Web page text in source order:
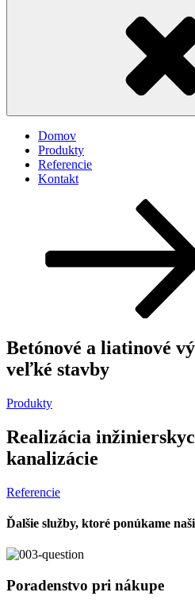
Domov
Produkty
Referencie
Kontakt
Betónové a liatinové
veľké stavby
Produkty
Realizácia
kanalizácie
Referencie
Ďalšie služby, ktoré ponúkame
Poradenstvo pri nákupe